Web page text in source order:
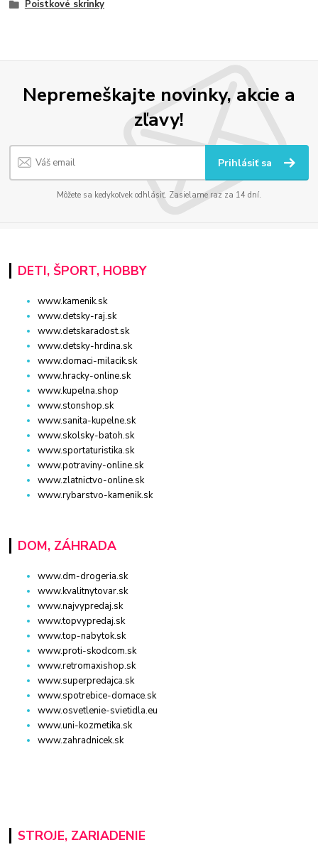
Poistkové skrinky
Nepremeškajte novinky, akcie a
zľavy!
Prihlásiť sa
Môžete sa kedykoľvek odhlásiť. Zasielame raz za 14 dní.
DETI, ŠPORT, HOBBY
www.kamenik.sk
www.detsky-raj.sk
www.detskaradost.sk
www.detsky-hrdina.sk
www.domaci-milacik.sk
www.hracky-online.sk
www.kupelna.shop
www.stonshop.sk
www.sanita-kupelne.sk
www.skolsky-batoh.sk
www.sportaturistika.sk
www.potraviny-online.sk
www.zlatnictvo-online.sk
www.rybarstvo-kamenik.sk
DOM, ZÁHRADA
www.dm-drogeria.sk
www.kvalitnytovar.sk
www.najvypredaj.sk
www.topvypredaj.sk
www.top-nabytok.sk
www.proti-skodcom.sk
www.retromaxishop.sk
www.superpredajca.sk
www.spotrebice-domace.sk
www.osvetlenie-svietidla.eu
www.uni-kozmetika.sk
www.zahradnicek.sk
STROJE, ZARIADENIE